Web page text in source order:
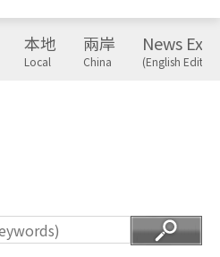
本地
Local
兩岸
China
News
(English